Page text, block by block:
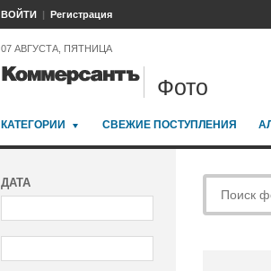
ВОЙТИ Регистрация
07 АВГУСТА, ПЯТНИЦА
Фото
КАТЕГОРИИ СВЕЖИЕ ПОСТУПЛЕНИЯ
ДАТА